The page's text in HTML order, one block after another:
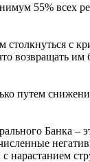
55% всех
с
возвращать
путем
Банка –
нарастанием